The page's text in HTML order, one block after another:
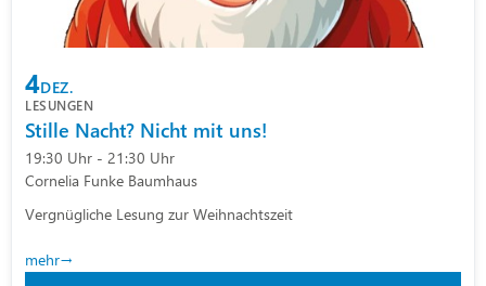
4DEZ.
LESUNGEN
Stille Nacht? Nicht mit uns!
19:30 Uhr - 21:30 Uhr
Cornelia Funke Baumhaus
Vergnügliche Lesung zur Weihnachtszeit
mehr